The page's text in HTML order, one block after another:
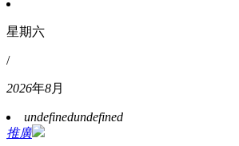
星期六
/
2026年8月
undefinedundefined
推廣